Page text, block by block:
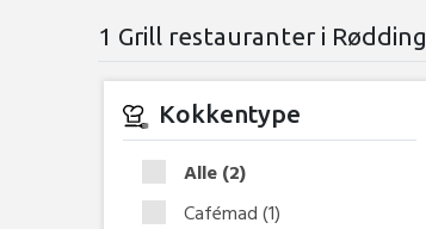
1 Grill restauranter i Rødding
Kokkentype
Alle (2)
Cafémad (1)